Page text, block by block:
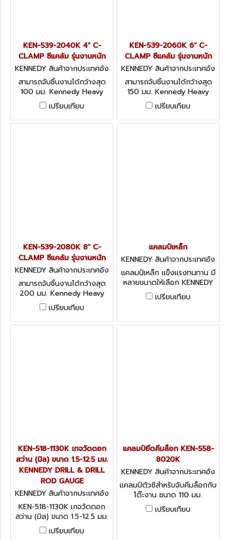
KEN-539-2040K 4" C-
CLAMP ซีแคล้ม รุ่นงานหนัก
KENNEDY สินค้าจากประเทศอัง
กฤษ KEN-539-2040K
สามารถจับชิ้นงานได้กว้างสุด
100 มม. Kennedy Heavy
Duty G-Clamps
เปรียบเทียบ
KEN-539-2060K 6" C-
CLAMP ซีแคล้ม รุ่นงานหนัก
KENNEDY สินค้าจากประเทศอัง
กฤษ KEN5392060K
สามารถจับชิ้นงานได้กว้างสุด
150 มม. Kennedy Heavy
Duty G-Clamps
เปรียบเทียบ
KEN-539-2080K 8" C-
CLAMP ซีแคล้ม รุ่นงานหนัก
KENNEDY สินค้าจากประเทศอัง
กฤษ KEN5392080K
สามารถจับชิ้นงานได้กว้างสุด
200 มม. Kennedy Heavy
Duty G-Clamps
เปรียบเทียบ
แคลมป์เหล็ก
KENNEDY สินค้าจากประเทศอัง
กฤษ-1
แคลมป์เหล็ก แข็งแรงทนทาน มี
หลายขนาดให้เลือก KENNEDY
1-1/4" CAPACITY
TOOLMAKERS CLAMP
เปรียบเทียบ
KEN-518-1130K เกจวัดดอก
สว่าน (มิล) ขนาด 1.5-12.5 มม.
KENNEDY DRILL & DRILL
ROD GAUGE
KENNEDY สินค้าจากประเทศอัง
กฤษ KEN-518-1130K
KEN-518-1130K เกจวัดดอก
สว่าน (มิล) ขนาด 1.5-12.5 มม.
KENNEDY DRILL & DRILL
ROD GAUGE
เปรียบเทียบ
แคลมป์ยึดคีมล็อก KEN-558-
8020K
KENNEDY สินค้าจากประเทศอัง
กฤษ-1
แคลมป์ตัวซีสำหรับจับคีมล็อกกับ
โต๊ะงาน ชนาด 110 มม.
Kennedy Grip Holder Can
be used as a normal
เปรียบเทียบ